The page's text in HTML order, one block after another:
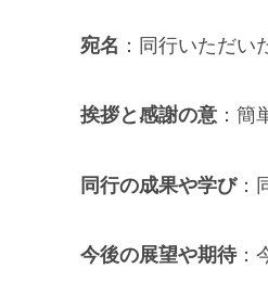
宛名 ：同行いただい
挨拶と感謝の意 ：簡
同行の成果や学び：
今後の展望や期待：